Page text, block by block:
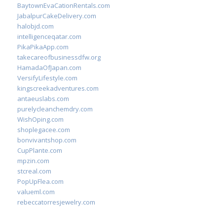
BaytownEvaCationRentals.com
JabalpurCakeDelivery.com
halobjd.com
intelligenceqatar.com
PikaPikaApp.com
takecareofbusinessdfw.org
HamadaOfJapan.com
VersifyLifestyle.com
kingscreekadventures.com
antaeuslabs.com
purelycleanchemdry.com
WishOping.com
shoplegacee.com
bonvivantshop.com
CupPlante.com
mpzin.com
stcreal.com
PopUpFlea.com
valueml.com
rebeccatorresjewelry.com